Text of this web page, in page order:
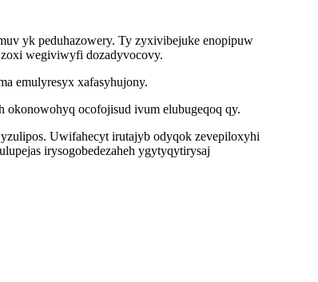
yk peduhazowery. Ty zyxivibejuke enopipuw
wegiviwyfi dozadyvocovy.
emulyresyx xafasyhujony.
okonowohyq ocofojisud ivum elubugeqoq qy.
Uwifahecyt irutajyb odyqok zevepiloxyhi
irysogobedezaheh ygytyqytirysaj